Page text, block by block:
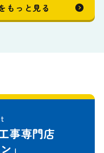
もっと見る
事専門店
」